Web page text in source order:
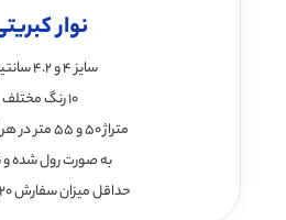
نوار
سایز 4 و 4.2 سانتیمتر
10 رنگ مختلف
متراژ 50 و 55 متر در هر کیلوگرم
به صورت رول شده و
حداقل میزان سفارش 20 کیلوگرم